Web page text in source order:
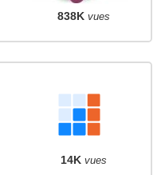
838K vues
14K vues